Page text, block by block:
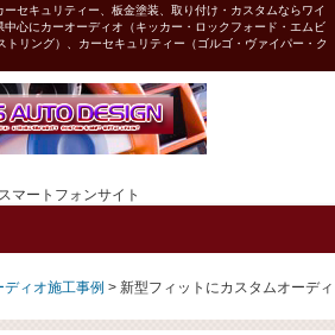
セキュリティー、板金塗装、取り付け・カスタムならワイ
心にカーオーディオ（キッカー・ロックフォード・エムビ
リング）、カーセキュリティー（ゴルゴ・ヴァイパー・ク
スマートフォンサイト
ディオ施工事例 > 新型フィットにカスタムオーディ